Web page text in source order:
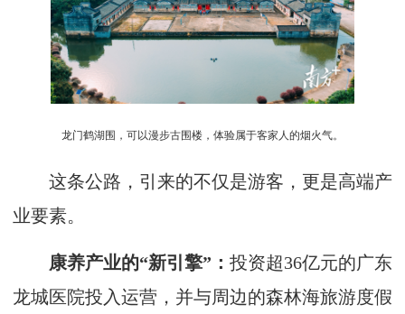
龙门鹤湖围，可以漫步古围楼，体验属于客家人的烟火气。
这条公路，引来的不仅是游客，更是高端产
业要素。
康养产业的“新引擎”： 投资超36亿元的广东
龙城医院投入运营，并与周边的森林海旅游度假